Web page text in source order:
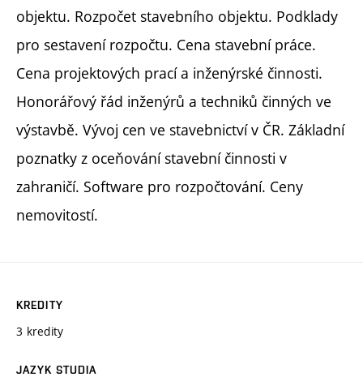
objektu. Rozpočet stavebního objektu. Podklady
pro sestavení rozpočtu. Cena stavební práce.
Cena projektových prací a inženýrské činnosti.
Honorářový řád inženýrů a techniků činných ve
výstavbě. Vývoj cen ve stavebnictví v ČR. Základní
poznatky z oceňování stavební činnosti v
zahraničí. Software pro rozpočtování. Ceny
nemovitostí.
KREDITY
3 kredity
JAZYK STUDIA